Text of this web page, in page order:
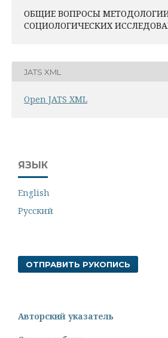
ОБЩИЕ ВОПРОСЫ
СОЦИОЛОГИЧЕСКИХ
JATS XML
Open JATS XML
ЯЗЫК
English
Русский
ОТПРАВИТЬ РУКОПИСЬ
Авторский указатель